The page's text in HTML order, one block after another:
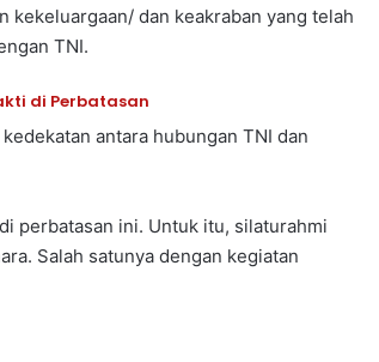
kekeluargaan/ dan keakraban yang telah
TNI.
di Perbatasan
antara hubungan TNI dan
perbatasan ini. Untuk itu, silaturahmi
Salah satunya dengan kegiatan